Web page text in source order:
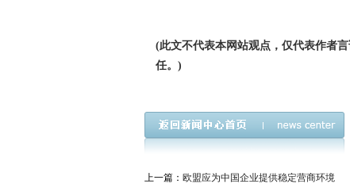
(此文不代表本网站观点，仅代表作者
任。)
上一篇： 欧盟应为中国企业提供稳定营商环境